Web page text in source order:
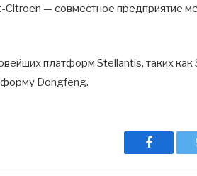
— совместное предприятие
платформ Stellantis, таких
Dongfeng.